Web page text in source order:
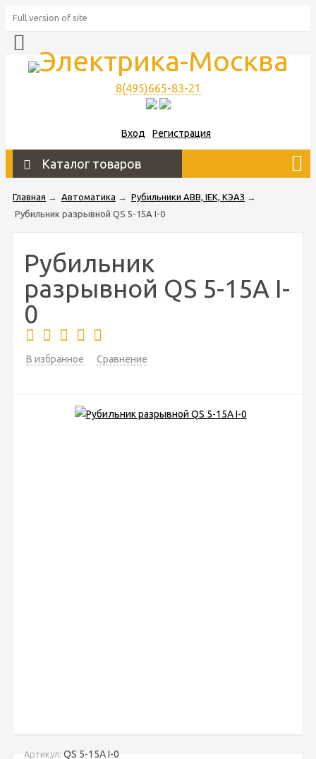
Full version of site
8(495)665-83-21
Вход Регистрация
Каталог товаров
Главная → Автоматика → Рубильники ABB, IEK, КЭАЗ →
Рубильник разрывной QS 5-15A I-0
Рубильник
разрывной QS 5-15A I-
0
В избранное Сравнение
Артикул: QS 5-15A I-0